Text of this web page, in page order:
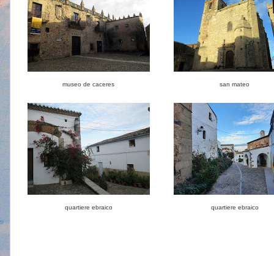
museo de caceres san mateo
quartiere ebraico quartiere ebraico